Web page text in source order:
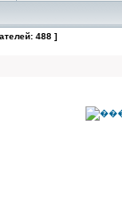
488 ]